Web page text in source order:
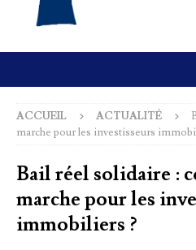
ACCUEIL ACTUALITÉ
marche pour les investisseurs
Bail réel solidaire :
marche pour les
immobiliers ?